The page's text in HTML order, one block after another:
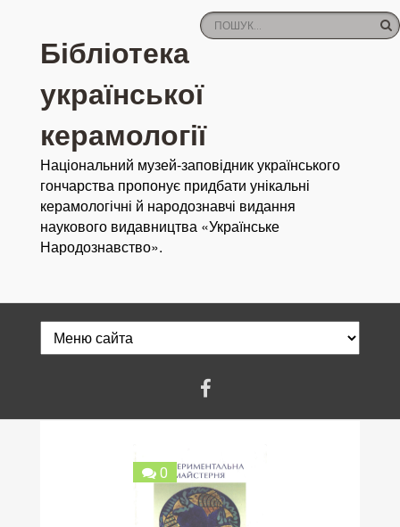
Бібліотека
української
керамології
Національний музей-заповідник українського
гончарства пропонує придбати унікальні
керамологічні й народознавчі видання
наукового видавництва «Українське
Народознавство».
0